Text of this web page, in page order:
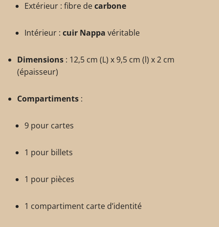
Extérieur : fibre decarbone
Intérieur : cuir Nappa véritable
Dimensions : 12,5 cm (L) x 9,5 cm (l) x 2 cm
(épaisseur)
Compartiments :
9 pour cartes
1 pour billets
1 pour pièces
1 compartiment carte d’identité